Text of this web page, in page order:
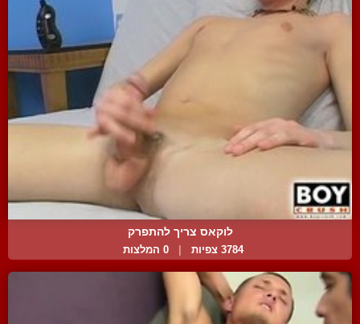
לוקאס צריך להתפרק
3784 צפיות | 0 המלצות